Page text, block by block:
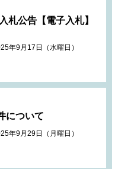
札公告【電子入札】
年9月17日（水曜日）
について
年9月29日（月曜日）